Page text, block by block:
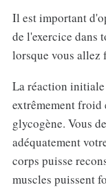
Il est important
de l'exercice dans
lorsque vous allez
La réaction initiale
extrêmement froid
glycogène. Vous
adéquatement
corps puisse
muscles puissent